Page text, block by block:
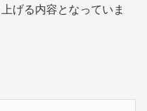
げる内容となっていま